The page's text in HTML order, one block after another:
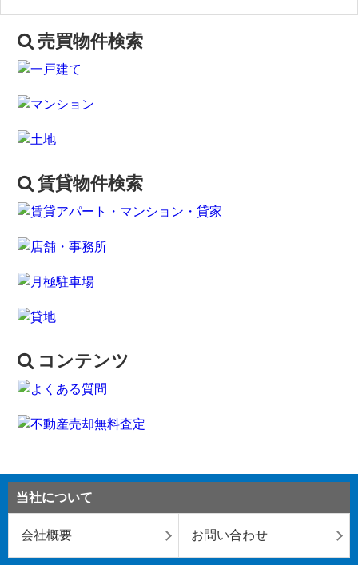
売買物件検索
賃貸物件検索
コンテンツ
当社について
会社概要 お問い合わせ